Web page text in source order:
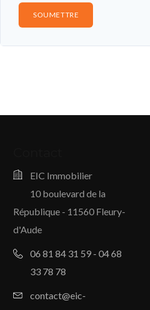
EIC Immobilier
10 boulevard de la
République - 11560 Fleury-
d'Aude
06 81 84 31 59 - 04 68
33 78 78
contact@eic-